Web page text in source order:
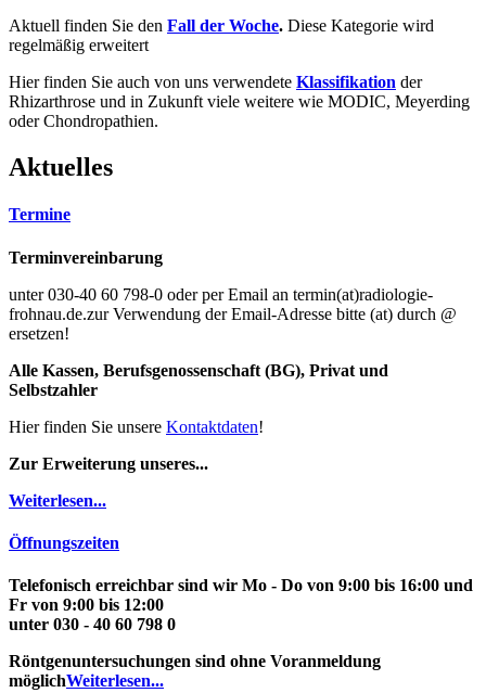
Aktuell finden Sie den Fall der Woche. Diese Kategorie wird
regelmäßig erweitert
Hier finden Sie auch von uns verwendete Klassifikation der
Rhizarthrose und in Zukunft viele weitere wie MODIC, Meyerding
oder Chondropathien.
Aktuelles
Termine
Terminvereinbarung
unter 030-40 60 798-0 oder per Email an termin(at)radiologie-
frohnau.de.zur Verwendung der Email-Adresse bitte (at) durch @
ersetzen!
Alle Kassen, Berufsgenossenschaft (BG), Privat und
Selbstzahler
Hier finden Sie unsere Kontaktdaten!
Zur Erweiterung unseres...
Weiterlesen...
Öffnungszeiten
Telefonisch erreichbar sind wir Mo - Do von 9:00 bis 16:00 und
Fr von 9:00 bis 12:00
unter 030 - 40 60 798 0
Röntgenuntersuchungen sind ohne Voranmeldung
möglichWeiterlesen...